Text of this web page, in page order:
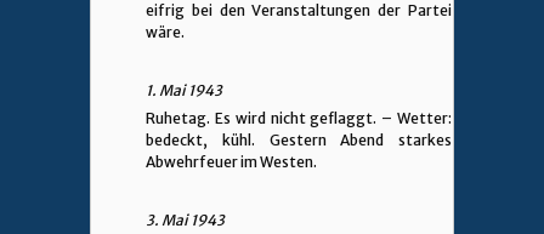
eifrig bei den Veranstaltungen der Partei
wäre.
1. Mai 1943
Ruhetag. Es wird nicht geflaggt. – Wetter:
bedeckt, kühl. Gestern Abend starkes
Abwehrfeuer im Westen.
3. Mai 1943